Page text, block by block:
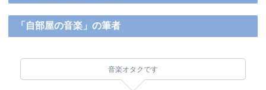
「自部屋の音楽」の筆者
音楽オタクです